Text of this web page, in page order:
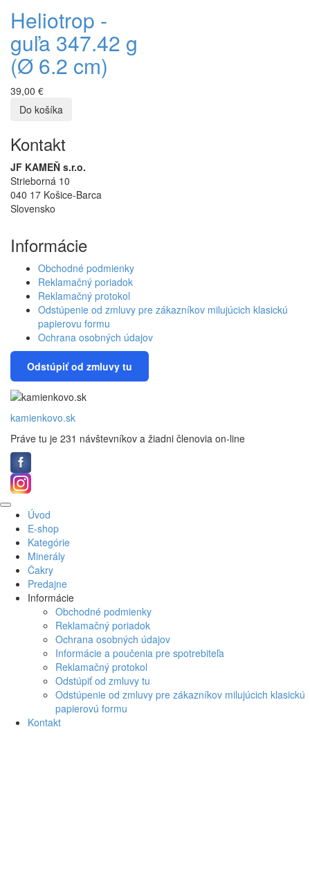
Heliotrop -
guľa 347.42 g
(Ø 6.2 cm)
39,00 €
Kontakt
JF KAMEŇ s.r.o.
Strieborná 10
040 17 Košice-Barca
Slovensko
Informácie
Obchodné podmienky
Reklamačný poriadok
Reklamačný protokol
Odstúpenie od zmluvy pre zákazníkov milujúcich klasickú
papierovu formu
Ochrana osobných údajov
Odstúpiť od zmluvy tu
kamienkovo.sk
Práve tu je 231 návštevníkov a žiadni členovia on-line
Na
začiatok
Úvod
E-shop
Kategórie
Minerály
Čakry
Predajne
Informácie
Obchodné podmienky
Reklamačný poriadok
Ochrana osobných údajov
Informácie a poučenia pre spotrebiteľa
Reklamačný protokol
Odstúpiť od zmluvy tu
Odstúpenie od zmluvy pre zákazníkov milujúcich klasickú
papierovú formu
Kontakt